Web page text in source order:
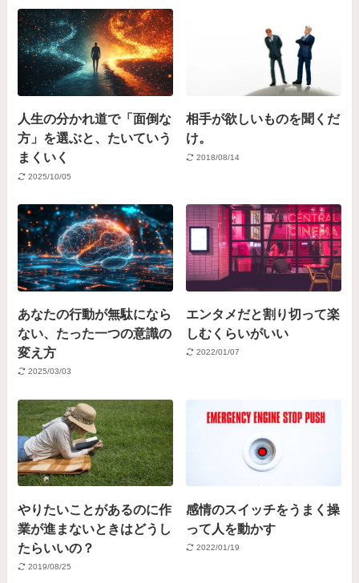
人生の分かれ道で「面倒な
方」を選ぶと、たいていう
まくいく
2025/10/05
相手が欲しいものを聞くだ
け。
2018/08/14
あなたの行動が無駄になら
ない、たった一つの意識の
変え方
2025/03/03
エンタメだと割り切って楽
しむくらいがいい
2022/01/07
やりたいことがあるのに作
業が進まないときはどうし
たらいいの？
2019/08/25
感情のスイッチをうまく操
って人を動かす
2022/01/19